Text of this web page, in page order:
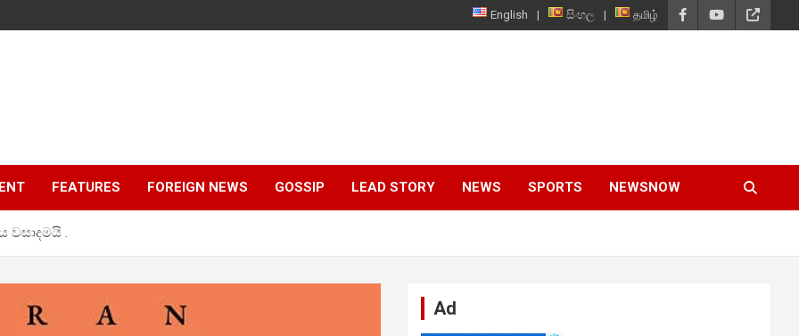
English සිංහල தமிழ்
FEATURES FOREIGN NEWS GOSSIP LEAD STORY NEWS SPORTS NEWSNOW
වසාදමයි .
Ad